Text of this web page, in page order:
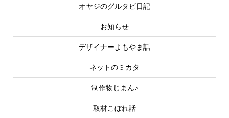
オヤジのグルタビ日記
お知らせ
デザイナーよもやま話
ネットのミカタ
制作物じまん♪
取材こぼれ話